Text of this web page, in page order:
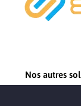
Nos autres